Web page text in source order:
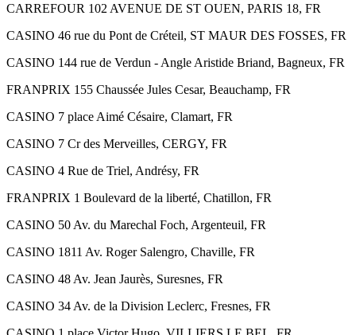
CARREFOUR 102 AVENUE DE ST OUEN, PARIS 18, FR
CASINO 46 rue du Pont de Créteil, ST MAUR DES FOSSES, FR
CASINO 144 rue de Verdun - Angle Aristide Briand, Bagneux, FR
FRANPRIX 155 Chaussée Jules Cesar, Beauchamp, FR
CASINO 7 place Aimé Césaire, Clamart, FR
CASINO 7 Cr des Merveilles, CERGY, FR
CASINO 4 Rue de Triel, Andrésy, FR
FRANPRIX 1 Boulevard de la liberté, Chatillon, FR
CASINO 50 Av. du Marechal Foch, Argenteuil, FR
CASINO 1811 Av. Roger Salengro, Chaville, FR
CASINO 48 Av. Jean Jaurès, Suresnes, FR
CASINO 34 Av. de la Division Leclerc, Fresnes, FR